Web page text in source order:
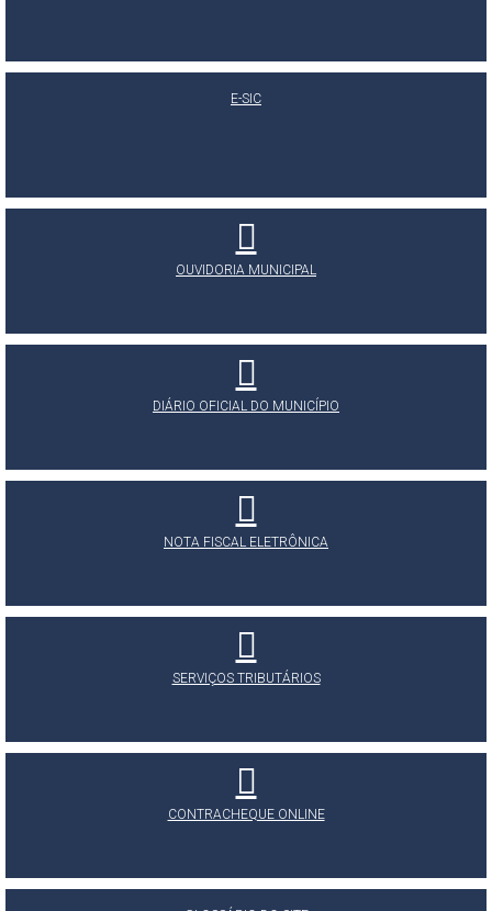
E-SIC
OUVIDORIA MUNICIPAL
DIÁRIO OFICIAL DO MUNICÍPIO
NOTA FISCAL ELETRÔNICA
SERVIÇOS TRIBUTÁRIOS
CONTRACHEQUE ONLINE